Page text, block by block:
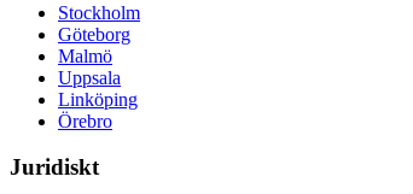
Stockholm
Göteborg
Malmö
Uppsala
Linköping
Örebro
Juridiskt